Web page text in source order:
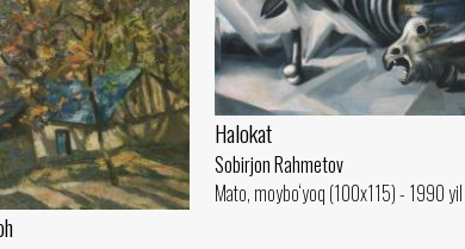
Halokat
Sobirjon Rahmetov
Mato, moybo‘yoq (100x115) - 1990 yil